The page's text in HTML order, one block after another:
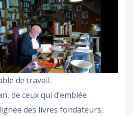
de travail.
de ceux qui d’emblée
des livres fondateurs,